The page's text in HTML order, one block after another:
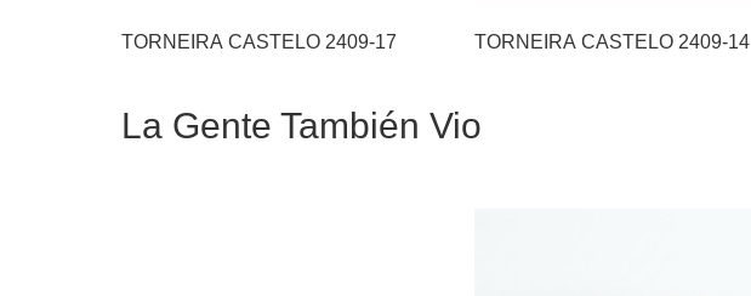
TORNEIRA CASTELO 2409-17 TORNEIRA CASTELO 2409-14
La Gente También Vio